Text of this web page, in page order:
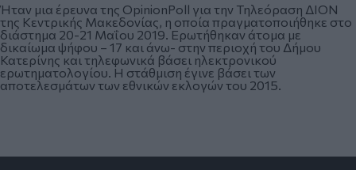
Ήταν μια έρευνα της OpinionPoll για την Τηλεόραση ΔΙΟΝ
της Κεντρικής Μακεδονίας, η οποία πραγματοποιήθηκε στο
διάστημα 20-21 Μαΐου 2019. Ερωτήθηκαν άτομα με
δικαίωμα ψήφου – 17 και άνω- στην περιοχή του Δήμου
Κατερίνης και τηλεφωνικά βάσει ηλεκτρονικού
ερωτηματολογίου. Η στάθμιση έγινε βάσει των
αποτελεσμάτων των εθνικών εκλογών του 2015.